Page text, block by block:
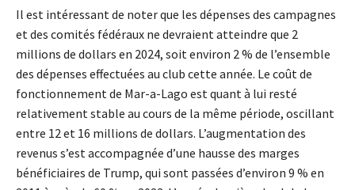
Il est intéressant de noter que les dépenses des campagnes
et des comités fédéraux ne devraient atteindre que 2
millions de dollars en 2024, soit environ 2 % de l’ensemble
des dépenses effectuées au club cette année. Le coût de
fonctionnement de Mar-a-Lago est quant à lui resté
relativement stable au cours de la même période, oscillant
entre 12 et 16 millions de dollars. L’augmentation des
revenus s’est accompagnée d’une hausse des marges
bénéficiaires de Trump, qui sont passées d’environ 9 % en